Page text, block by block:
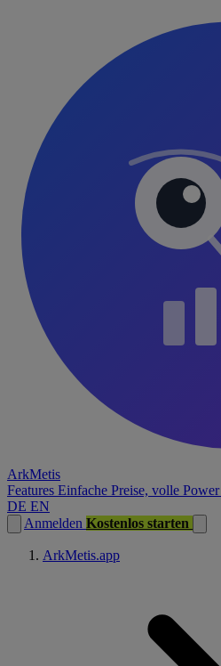
ArkMetis
Features Einfache Preise, volle Power
DE EN
Anmelden Kostenlos starten
ArkMetis.app